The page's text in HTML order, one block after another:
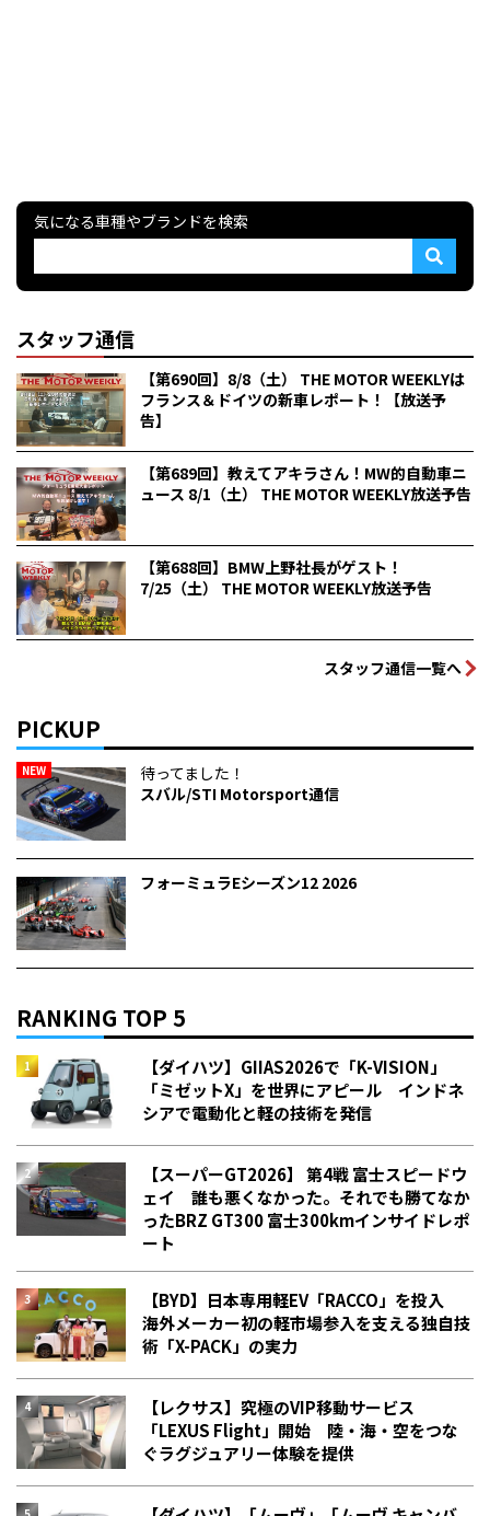
気になる車種やブランドを検索
スタッフ通信
【第690回】8/8（土） THE MOTOR WEEKLYは
フランス＆ドイツの新車レポート！【放送予
告】
【第689回】教えてアキラさん！MW的自動車ニ
ュース 8/1（土） THE MOTOR WEEKLY放送予告
【第688回】BMW上野社長がゲスト！
7/25（土） THE MOTOR WEEKLY放送予告
スタッフ通信一覧へ
PICKUP
NEW
待ってました！
スバル/STI Motorsport通信
フォーミュラEシーズン12 2026
RANKING TOP 5
【ダイハツ】GIIAS2026で「K-VISION」
「ミゼットX」を世界にアピール インドネ
シアで電動化と軽の技術を発信
【スーパーGT2026】 第4戦 富士スピードウ
ェイ 誰も悪くなかった。それでも勝てなか
った――BRZ GT300 富士300kmインサイドレポ
ート
【BYD】日本専用軽EV「RACCO」を投入
海外メーカー初の軽市場参入を支える独自技
術「X-PACK」の実力
【レクサス】究極のVIP移動サービス
「LEXUS Flight」開始 陸・海・空をつな
ぐラグジュアリー体験を提供